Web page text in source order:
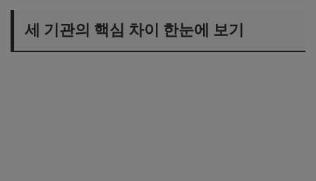
세 기관의 핵심 차이 한눈에 보기